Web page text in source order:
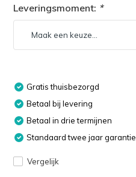
Leveringsmoment: *
Gratis thuisbezorgd
Betaal bij levering
Betaal in drie termijnen
Standaard twee jaar garantie
Vergelijk